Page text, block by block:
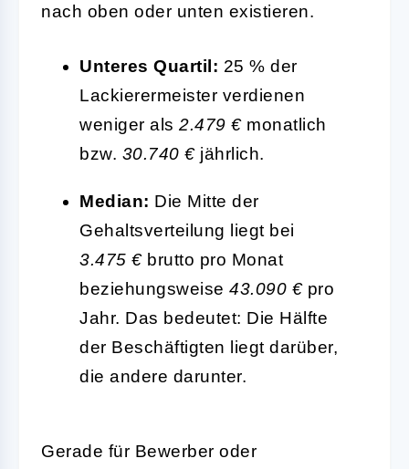
nach oben oder unten existieren.
Unteres Quartil: 25 % der
Lackierermeister verdienen
weniger als 2.479 €monatlich
bzw. 30.740 €jährlich.
Median: Die Mitte der
Gehaltsverteilung liegt bei
3.475 €brutto pro Monat
beziehungsweise 43.090 €pro
Jahr. Das bedeutet: Die Hälfte
der Beschäftigten liegt darüber,
die andere darunter.
Gerade für Bewerber oder